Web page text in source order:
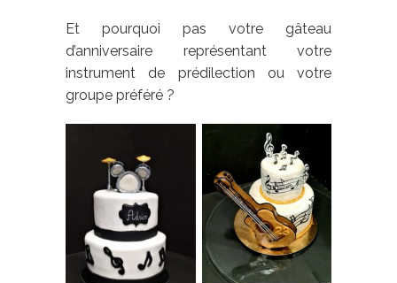
Et pourquoi pas votre gâteau
d’anniversaire représentant votre
instrument de prédilection ou votre
groupe préféré ?